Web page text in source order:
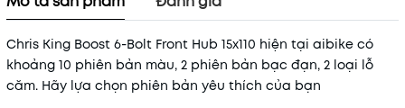
Chris King Boost 6-Bolt Front Hub 15x110 hiện tại aibike có
khoảng 10 phiên bản màu, 2 phiên bản bạc đạn, 2 loại lỗ
căm. Hãy lựa chọn phiên bản yêu thích của bạn